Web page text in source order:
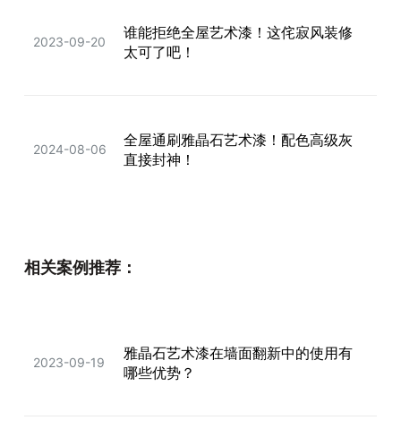
2023-09-20
谁能拒绝全屋艺术漆！这侘寂风装修
太可了吧！
2024-08-06
全屋通刷雅晶石艺术漆！配色高级灰
直接封神！
2023-12-23
漆真的绝
2023-08-24
全屋蛋壳光艺术漆，一面都不漏，真
香真香！
相关案例推荐：
2023-09-19
雅晶石艺术漆在墙面翻新中的使用有
哪些优势？